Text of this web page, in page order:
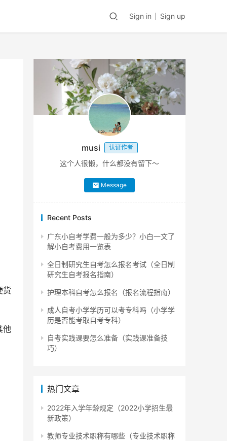
Sign in Sign up
货
他
musi 认证作者
这个人很懒，什么都没有留下～
Message
Recent Posts
广东小自考学费一般为多少？小白一文了
解小自考费用一览表
全日制研究生自考怎么报名考试（全日制
研究生自考报名指南）
护理本科自考怎么报名（报名流程指南）
成人自考小学学历可以考专科吗（小学学
历是否能考取自考专科）
自考实践课要怎么准备（实践课准备技
巧）
热门文章
2022年入学年龄规定（2022小学招生最
新政策）
教师专业技术职称有哪些（专业技术职称